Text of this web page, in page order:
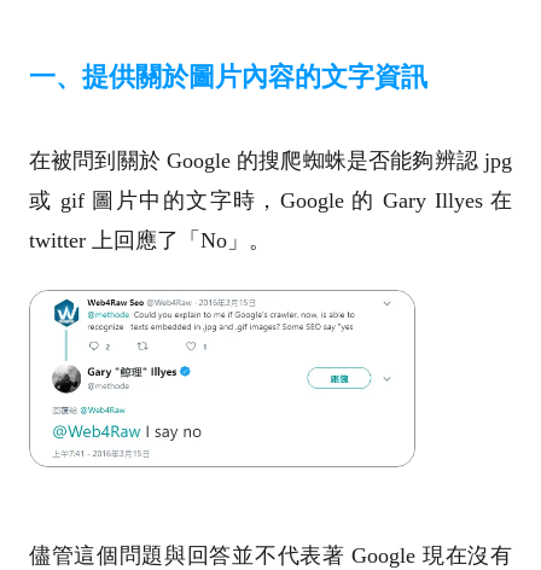
一、提供關於圖片內容的文字資訊
在被問到關於 Google 的搜爬蜘蛛是否能夠辨認 jpg
或 gif 圖片中的文字時，Google 的 Gary Illyes 在
twitter 上回應了「No」。
儘管這個問題與回答並不代表著 Google 現在沒有